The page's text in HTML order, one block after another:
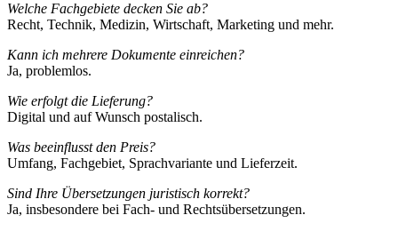
Welche Fachgebiete decken Sie ab?
Recht, Technik, Medizin, Wirtschaft, Marketing und mehr.
Kann ich mehrere Dokumente einreichen?
Ja, problemlos.
Wie erfolgt die Lieferung?
Digital und auf Wunsch postalisch.
Was beeinflusst den Preis?
Umfang, Fachgebiet, Sprachvariante und Lieferzeit.
Sind Ihre Übersetzungen juristisch korrekt?
Ja, insbesondere bei Fach- und Rechtsübersetzungen.